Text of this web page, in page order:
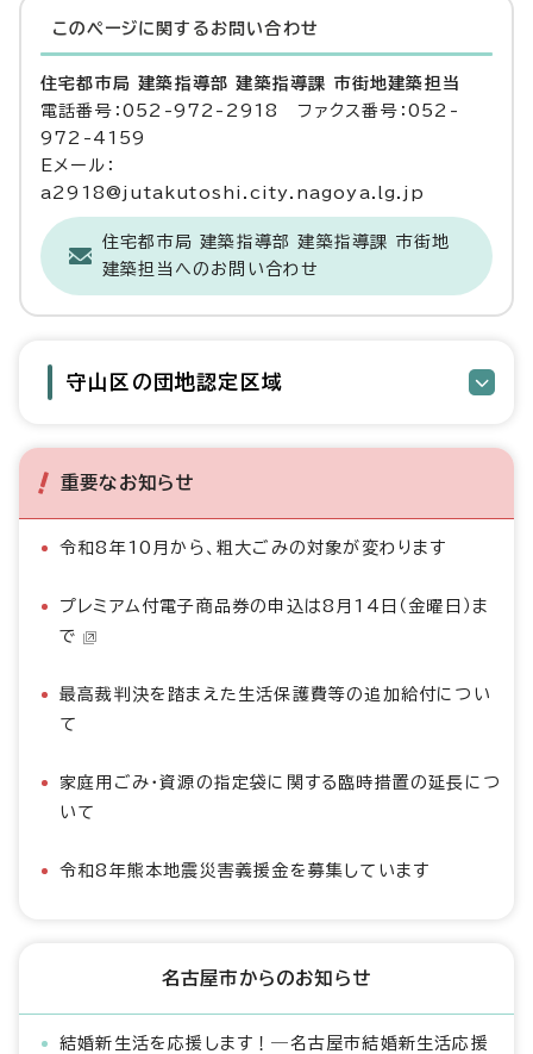
このページに関する お問い合わせ
住宅都市局 建築指導部 建築指導課 市街地建築担当
電話番号：052-972-2918 ファクス番号：052-
972-4159
Eメール：
a2918@jutakutoshi.city.nagoya.lg.jp
住宅都市局 建築指導部 建築指導課 市街地
建築担当へのお問い合わせ
守山区の団地認定区域
重要なお知らせ
令和8年10月から、粗大ごみの対象が変わります
プレミアム付電子商品券の申込は8月14日（金曜日）ま
で
最高裁判決を踏まえた生活保護費等の追加給付につい
て
家庭用ごみ・資源の指定袋に関する臨時措置の延長につ
いて
令和8年熊本地震災害義援金を募集しています
名古屋市からのお知らせ
結婚新生活を応援します！―名古屋市結婚新生活応援